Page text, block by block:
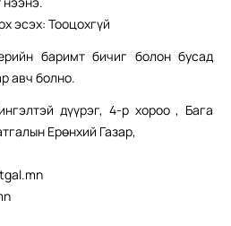
эсэх: Тооцохгүй
баримт бичиг болон бусад
авч болно.
дүүрэг, 4-р хороо , Бага
Ерөнхий Газар,